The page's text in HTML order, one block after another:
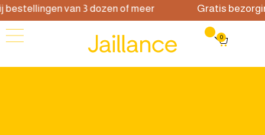
bestellingen van 3 dozen of meer Gratis
0